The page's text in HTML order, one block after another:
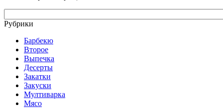
Рубрики
Барбекю
Второе
Выпечка
Десерты
Закатки
Закуски
Мултиварка
Мясо